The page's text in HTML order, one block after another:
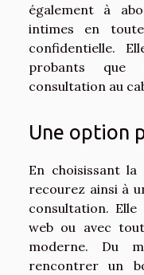
également à
intimes en
confidentielle.
probants que
consultation au
Une option
En choisissant la
recourez ainsi à
consultation.
web ou avec
moderne. Du
rencontrer un